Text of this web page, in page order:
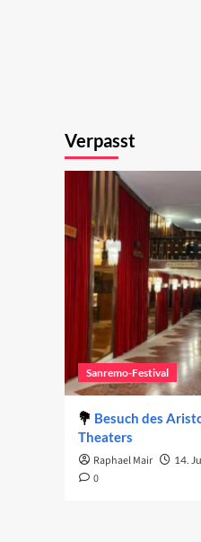
Verpasst
Sanremo-Festival
Besuch des
Theaters
Raphael Mair 14.
0